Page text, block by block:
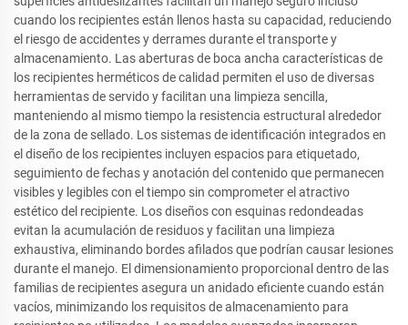
cuando los recipientes están llenos hasta su capacidad, reduciendo
el riesgo de accidentes y derrames durante el transporte y
almacenamiento. Las aberturas de boca ancha características de
los recipientes herméticos de calidad permiten el uso de diversas
herramientas de servido y facilitan una limpieza sencilla,
manteniendo al mismo tiempo la resistencia estructural alrededor
de la zona de sellado. Los sistemas de identificación integrados en
el diseño de los recipientes incluyen espacios para etiquetado,
seguimiento de fechas y anotación del contenido que permanecen
visibles y legibles con el tiempo sin comprometer el atractivo
estético del recipiente. Los diseños con esquinas redondeadas
evitan la acumulación de residuos y facilitan una limpieza
exhaustiva, eliminando bordes afilados que podrían causar lesiones
durante el manejo. El dimensionamiento proporcional dentro de las
familias de recipientes asegura un anidado eficiente cuando están
vacíos, minimizando los requisitos de almacenamiento para